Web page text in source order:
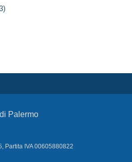
Palermo
Partita IVA 00605880822